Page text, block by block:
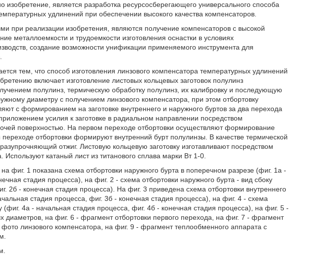
является разработка ресурсосберегающего универсального способа
удлинений при обеспечении высокого качества компенсаторов.
при реализации изобретения, являются получение компенсаторов с высокой
металлоемкости и трудоемкости изготовления оснастки в условиях
создание возможности унификации применяемого инструмента для
тем, что способ изготовления линзового компенсатора температурных удлинений
включает изготовление листовых кольцевых заготовок полулинз
полулинз, термическую обработку полулинз, их калибровку и последующую
диаметру с получением линзового компенсатора, при этом отбортовку
с формированием на заготовке внутреннего и наружного буртов за два перехода
усилия к заготовке в радиальном направлении посредством
поверхностью. На первом переходе отбортовки осуществляют формирование
отбортовки формируют внутренний бурт полулинзы. В качестве термической
отжиг. Листовую кольцевую заготовку изготавливают посредством
Используют катаный лист из титанового сплава марки Вт 1-0.
фиг. 1 показана схема отбортовки наружного бурта в поперечном разрезе (фиг. 1а -
стадия процесса), на фиг. 2 - схема отбортовки наружного бурта - вид сбоку
2б - конечная стадия процесса). На фиг. 3 приведена схема отбортовки внутреннего
стадия процесса, фиг. 3б - конечная стадия процесса), на фиг. 4 - схема
(фиг. 4а - начальная стадия процесса, фиг. 4б - конечная стадия процесса), на фиг. 5 -
на фиг. 6 - фрагмент отбортовки первого перехода, на фиг. 7 - фрагмент
линзового компенсатора, на фиг. 9 - фрагмент теплообменного аппарата с